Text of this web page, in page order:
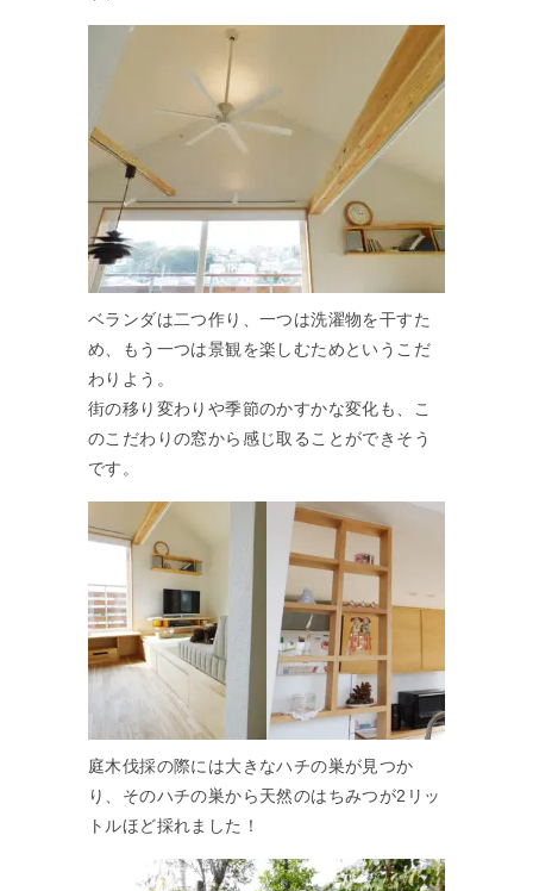
ベランダは二つ作り、一つは洗濯物を干すた
め、もう一つは景観を楽しむためというこだ
わりよう。
街の移り変わりや季節のかすかな変化も、こ
のこだわりの窓から感じ取ることができそう
です。
庭木伐採の際には大きなハチの巣が見つか
り、そのハチの巣から天然のはちみつが2リッ
トルほど採れました！